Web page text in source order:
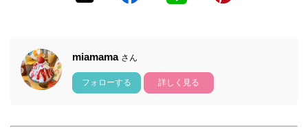
miamama さん
フォローする 詳しく見る